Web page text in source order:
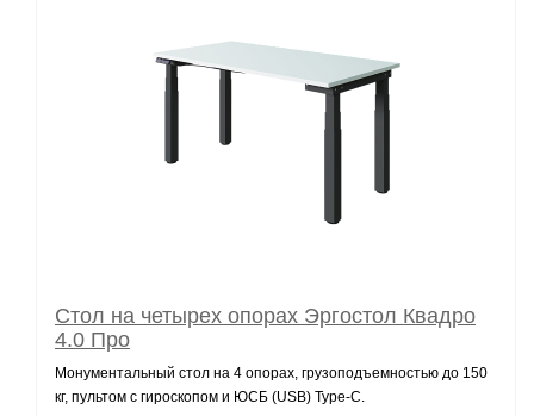
Стол на четырех опорах Эргостол Квадро
4.0 Про
Монументальный стол на 4 опорах, грузоподъемностью до 150
кг, пультом с гироскопом и ЮСБ (USB) Type-C.